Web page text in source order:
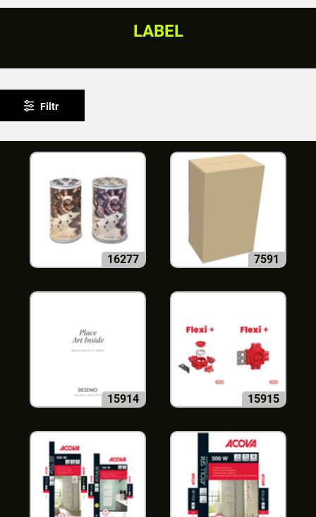
LABEL
Filtr
16277 7591
15914 15915